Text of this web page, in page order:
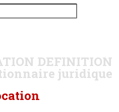
DEFINITION
juridique